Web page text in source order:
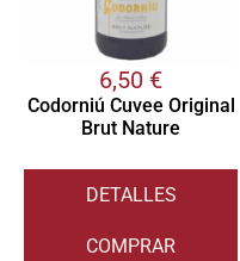
6,50 €
Codorniú Cuvee Original
Brut Nature
DETALLES
COMPRAR